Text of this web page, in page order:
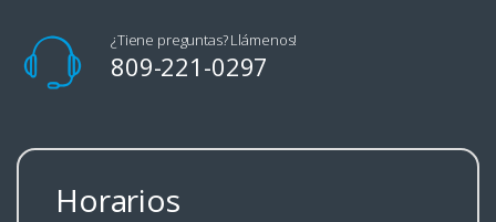
¿Tiene preguntas? Llámenos!
809-221-0297
Horarios